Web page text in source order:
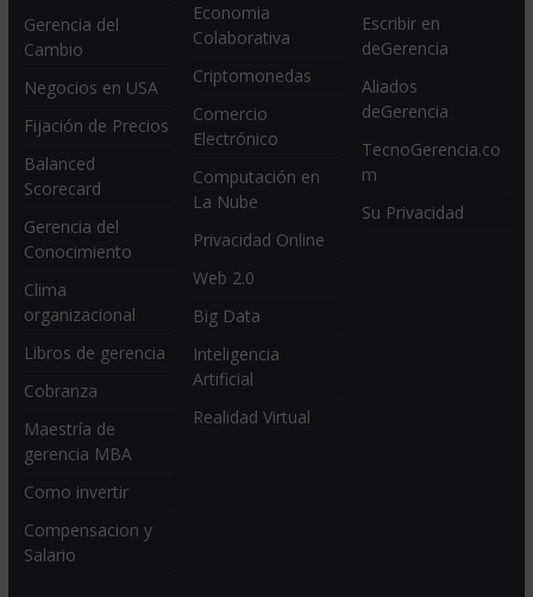
Gerencia del
Cambio
Negocios en USA
Fijación de Precios
Balanced
Scorecard
Gerencia del
Conocimiento
Clima
organizacional
Libros de gerencia
Cobranza
Maestría de
gerencia MBA
Como invertir
Compensacion y
Salario
Economia
Colaborativa
Criptomonedas
Comercio
Electrónico
Computación en
La Nube
Privacidad Online
Web 2.0
Big Data
Inteligencia
Artificial
Realidad Virtual
Escribir en
deGerencia
Aliados
deGerencia
TecnoGerencia.co
m
Su Privacidad